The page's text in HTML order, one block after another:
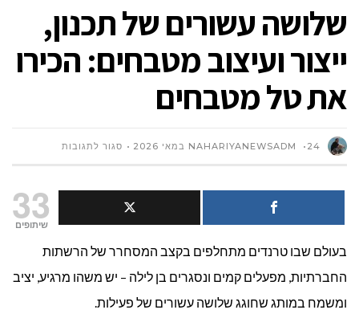
שלושה עשורים של תכנון,
ייצור ועיצוב מטבחים: הכירו
את טל מטבחים
NAHARIYANEWSADM 24 במאי 2026 סגור לתגובותעל
עשורים
של
תכנון,
33
שיתופים
בעולם שבו טרנדים מתחלפים בקצב המסחרר של הרשתות
החברתיות, מפעלים קמים ונסגרים בן לילה – יש משהו מרגיע, יציב
ומשמח במותג שחוגג שלושה עשורים של פעילות.